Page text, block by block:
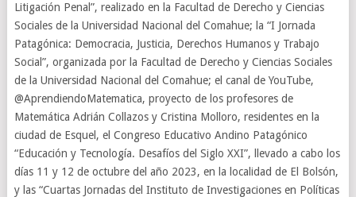
Litigación Penal”, realizado en la Facultad de Derecho y Ciencias
Sociales de la Universidad Nacional del Comahue; la “I Jornada
Patagónica: Democracia, Justicia, Derechos Humanos y Trabajo
Social”, organizada por la Facultad de Derecho y Ciencias Sociales
de la Universidad Nacional del Comahue; el canal de YouTube,
@AprendiendoMatematica, proyecto de los profesores de
Matemática Adrián Collazos y Cristina Molloro, residentes en la
ciudad de Esquel, el Congreso Educativo Andino Patagónico
“Educación y Tecnología. Desafíos del Siglo XXI”, llevado a cabo los
días 11 y 12 de octubre del año 2023, en la localidad de El Bolsón,
y las “Cuartas Jornadas del Instituto de Investigaciones en Políticas